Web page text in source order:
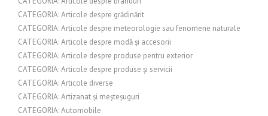
CATEGORIA: Articole despre grădinărit
CATEGORIA: Articole despre meteorologie sau fenomene naturale
CATEGORIA: Articole despre modă și accesorii
CATEGORIA: Articole despre produse pentru exterior
CATEGORIA: Articole despre produse și servicii
CATEGORIA: Articole diverse
CATEGORIA: Artizanat și meșteșuguri
CATEGORIA: Automobile